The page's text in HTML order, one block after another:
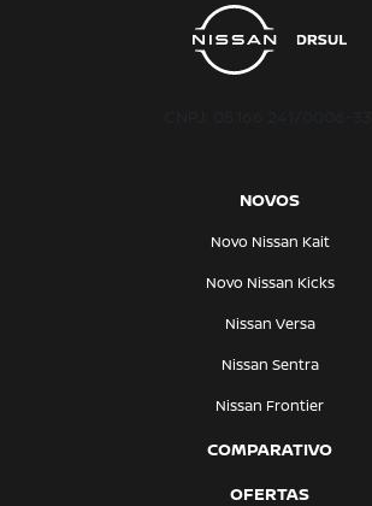
NOVOS
Novo Nissan Kait
Novo Nissan Kicks
Nissan Versa
Nissan Sentra
Nissan Frontier
COMPARATIVO
OFERTAS